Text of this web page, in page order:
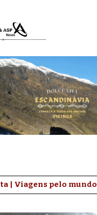
| Viagens pelo mundo